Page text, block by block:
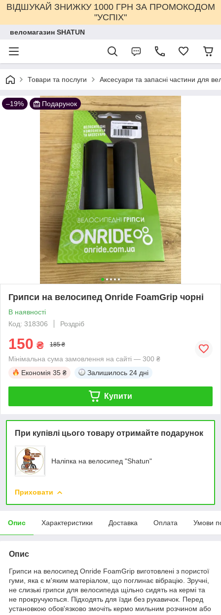
ВІДШУКАЙ ЗНИЖКУ 1000 ГРН ЗА ПРОМОКОДОМ
"УСПІХ"
веломагазин SHATUN
Товари та послуги Аксесуари та запасні частини для
–19% Подарунок
Грипси на велосипед Onride FoamGrip чорні
В наявності
Код: 318306
Роздріб
150 ₴ 185 ₴
Мінімальна сума замовлення на сайті — 300 ₴
Економія 35 ₴ Залишилось 24 дні
Купити
При купівлі цього товару отримайте подарунок
Наліпка на велосипед "Shatun"
Приховати
Опис Характеристики Доставка Оплата Умови
Опис
Грипси на велосипед Onride FoamGrip виготовлені з пористої
гуми, яка є м'яким матеріалом, що поглинає вібрацію. Зручні,
не слизькі грипси для велосипеда щільно сидять на кермі та
не прокручуються. Підходять для їзди без рукавичок. Перед
установкою обов'язково змочіть кермо мильним розчином або